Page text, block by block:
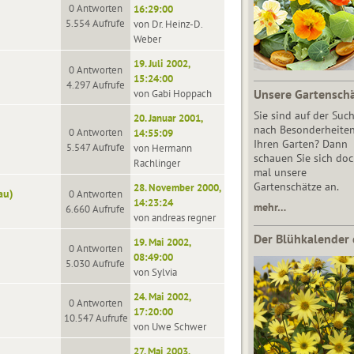
0 Antworten
5.554 Aufrufe
16:29:00
von Dr. Heinz-D.
Weber
0 Antworten
4.297 Aufrufe
19. Juli 2002,
15:24:00
von Gabi Hoppach
0 Antworten
5.547 Aufrufe
20. Januar 2001,
14:55:09
von Hermann
Rachlinger
0 Antworten
6.660 Aufrufe
28. November 2000,
14:23:24
von andreas regner
0 Antworten
5.030 Aufrufe
19. Mai 2002,
08:49:00
von Sylvia
0 Antworten
10.547 Aufrufe
24. Mai 2002,
17:20:00
von Uwe Schwer
27. Mai 2003,
Unsere
Sie sind auf der
nach
Ihren Garten? Dann
schauen Sie sich
mal unsere
Gartenschätze an.
mehr…
Der Blühkalender